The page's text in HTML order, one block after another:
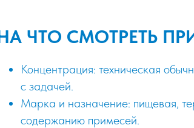
ЧТО СМОТРЕТЬ
Концентрация: техническая
с задачей.
Марка и назначение: пищевая,
содержанию примесей.